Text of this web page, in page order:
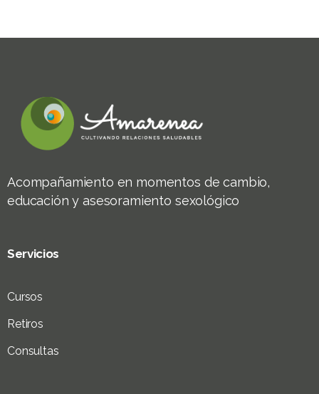
Acompañamiento en momentos de cambio,
educación y asesoramiento sexológico
Servicios
Cursos
Retiros
Consultas